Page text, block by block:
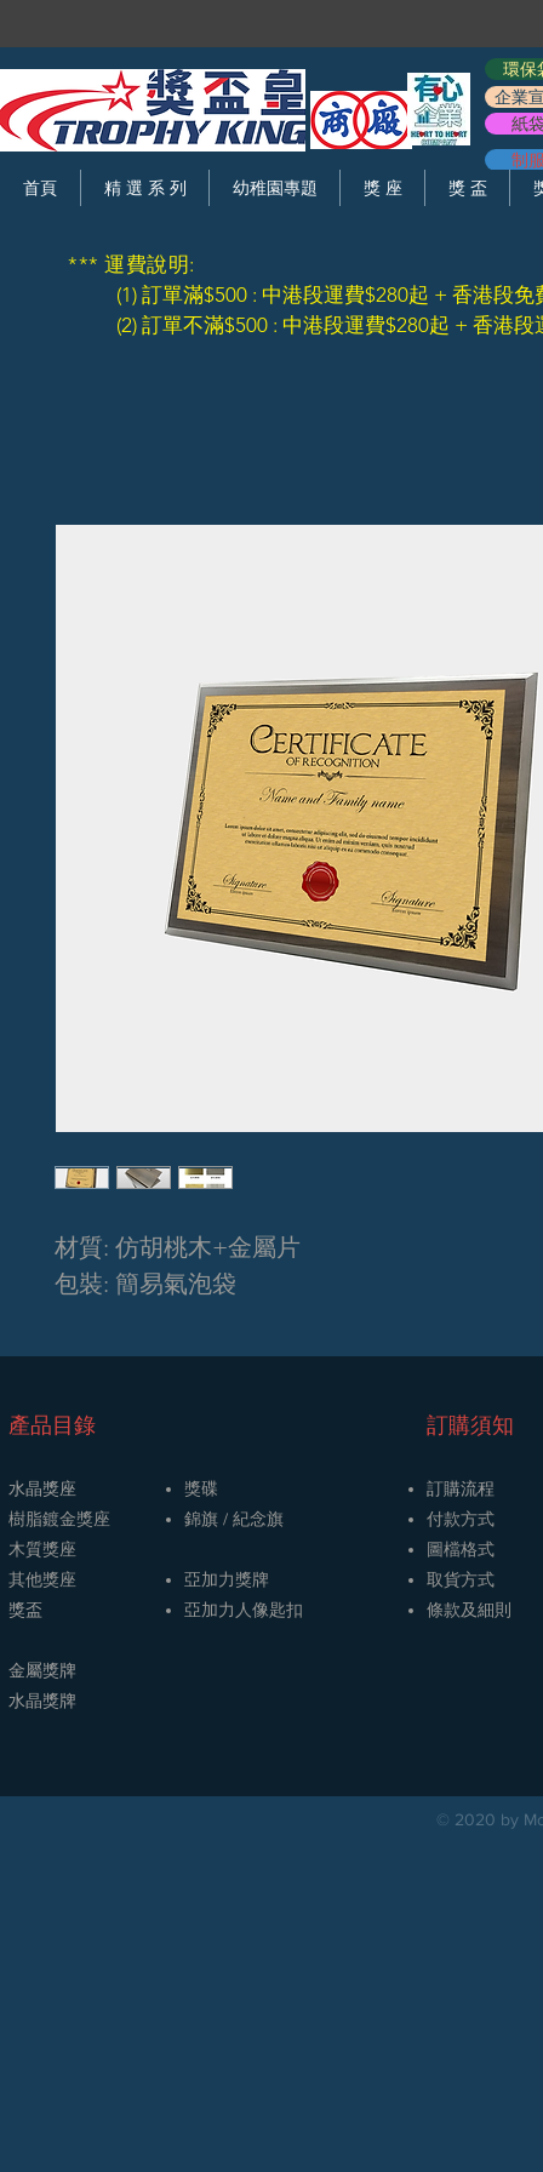
首頁 精 選 系 列 幼稚園專題 獎 座 獎 盃
環保
企業
紙
制
*** 運費說明:
(1) 訂單滿$500 : 中港段運費$280起 + 香港段免
(2) 訂單不滿$500 : 中港段運費$280起 + 香港段
材質: 仿胡桃木+金屬片
包裝: 簡易氣泡袋
​產品目錄
水晶獎座
樹脂鍍金獎座
木質獎座
其他獎座
獎盃
金屬獎牌
​水晶獎牌
獎碟
​​錦旗 / 紀念旗
亞加力獎牌
​亞加力人像匙扣
訂購須知
訂購流程
​付款方式
圖檔格式
取貨方式
條款及細則
© 2020 by